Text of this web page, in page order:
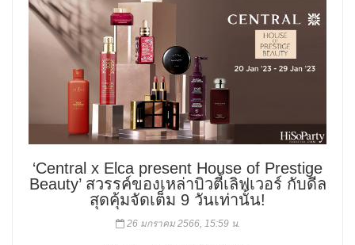
‘Central x Elca present House of Prestige
Beauty’ สวรรค์ของเหล่าบิวตี้เลิฟเวอร์ กับดีล
สุดคุ้มจัดเต็ม 9 วันเท่านั้น!
26 มกราคม 2566, 15:59 น.